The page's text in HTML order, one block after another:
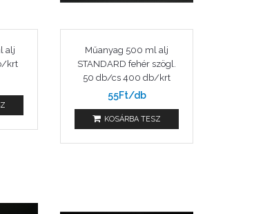
alj
krt
Műanyag 500 ml alj
STANDARD fehér szögl.
50 db/cs 400 db/krt
55Ft/db
KOSÁRBA TESZ